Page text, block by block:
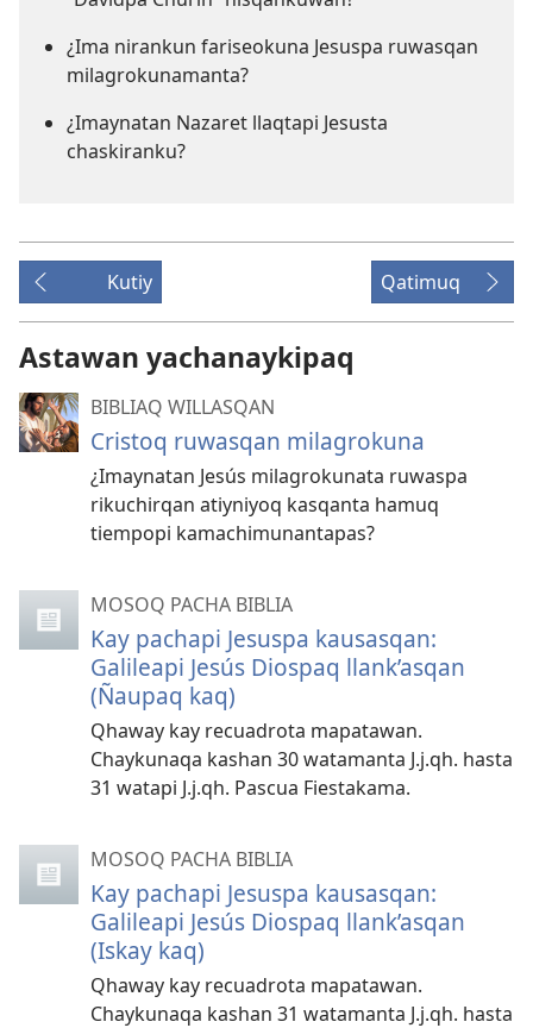
¿Ima nirankun fariseokuna Jesuspa ruwasqan
milagrokunamanta?
¿Imaynatan Nazaret llaqtapi Jesusta
chaskiranku?
Kutiy Qatimuq
Astawan yachanaykipaq
BIBLIAQ WILLASQAN
Cristoq ruwasqan milagrokuna
¿Imaynatan Jesús milagrokunata ruwaspa
rikuchirqan atiyniyoq kasqanta hamuq
tiempopi kamachimunantapas?
MOSOQ PACHA BIBLIA
Kay pachapi Jesuspa kausasqan:
Galileapi Jesús Diospaq llank’asqan
(Ñaupaq kaq)
Qhaway kay recuadrota mapatawan.
Chaykunaqa kashan 30 watamanta J.j.qh. hasta
31 watapi J.j.qh. Pascua Fiestakama.
MOSOQ PACHA BIBLIA
Kay pachapi Jesuspa kausasqan:
Galileapi Jesús Diospaq llank’asqan
(Iskay kaq)
Qhaway kay recuadrota mapatawan.
Chaykunaqa kashan 31 watamanta J.j.qh. hasta